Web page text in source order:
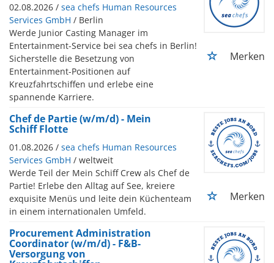
02.08.2026 / sea chefs Human Resources
Services GmbH / Berlin
Werde Junior Casting Manager im
Entertainment-Service bei sea chefs in Berlin!
Sicherstelle die Besetzung von
Entertainment-Positionen auf
Kreuzfahrtschiffen und erlebe eine
spannende Karriere.
Merken
Chef de Partie (w/m/d) - Mein
Schiff Flotte
01.08.2026 / sea chefs Human Resources
Services GmbH / weltweit
Werde Teil der Mein Schiff Crew als Chef de
Partie! Erlebe den Alltag auf See, kreiere
exquisite Menüs und leite dein Küchenteam
in einem internationalen Umfeld.
Merken
Procurement Administration
Coordinator (w/m/d) - F&B-
Versorgung von